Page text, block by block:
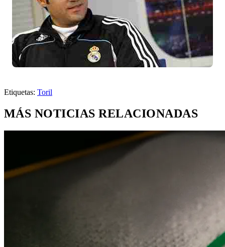
Etiquetas: Toril
MÁS NOTICIAS RELACIONADAS